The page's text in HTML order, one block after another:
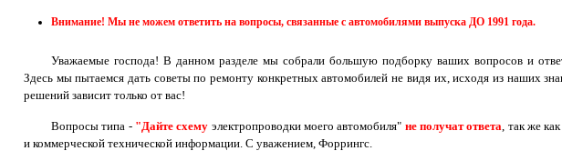
Внимание! Мы не можем ответить на вопросы, связанные с автомобилями выпуска ДО 1991 года.
Уважаемые господа! В данном разделе мы собрали большую подборку ваших вопросов и
Здесь мы пытаемся дать советы по ремонту конкретных автомобилей не видя их, исходя из наших
решений зависит только от вас!
Вопросы типа - "Дайте схему электропроводки моего автомобиля" не получат ответа, так же
и коммерческой технической информации. С уважением, Форрингс.